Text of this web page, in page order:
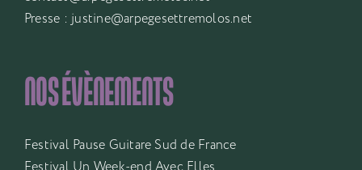
Presse : justine@arpegesettremolos.net
NOS ÉVÈNEMENTS
Festival Pause Guitare Sud de France